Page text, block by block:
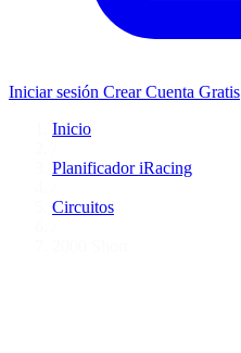
Iniciar sesión Crear Cuenta Gratis
Inicio
Planificador iRacing
Circuitos